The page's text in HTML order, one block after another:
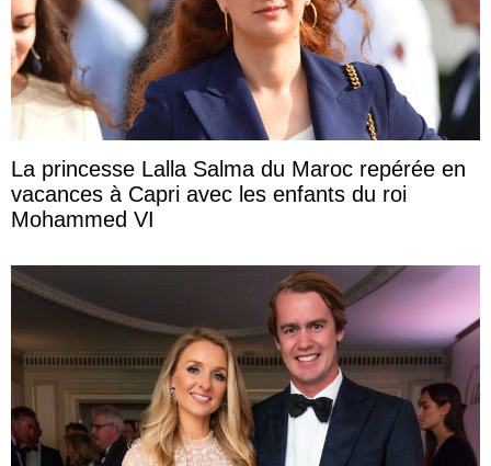
La princesse Lalla Salma du Maroc repérée en
vacances à Capri avec les enfants du roi
Mohammed VI